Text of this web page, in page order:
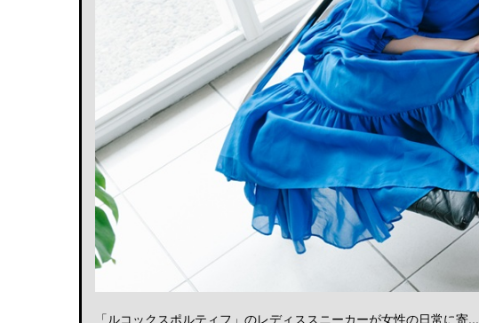
「ルコックスポルティフ」のレディススニーカーが女性の日常に寄...